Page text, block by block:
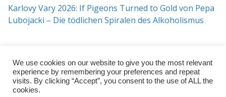
Karlovy Vary 2026: If Pigeons Turned to Gold von Pepa
Lubojacki – Die tödlichen Spiralen des Alkoholismus
We use cookies on our website to give you the most relevant
experience by remembering your preferences and repeat
visits. By clicking “Accept”, you consent to the use of ALL the
cookies.